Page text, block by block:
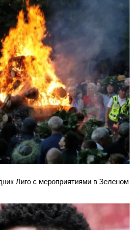
Лиго с мероприятиями в Зеленом